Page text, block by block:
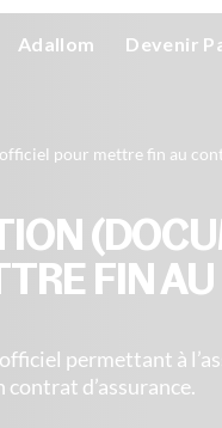
Adallom Devenir
pour mettre fin au
FIN AU
permettant à
d’assurance.